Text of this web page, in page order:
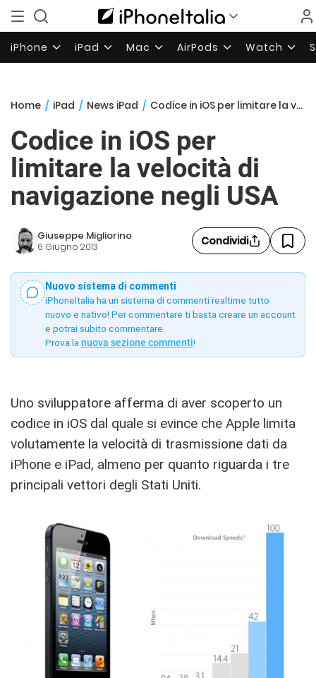
iPhone iPad Mac AirPods Watch
Home / iPad / News iPad / Codice in iOS per limitare la velocità di navigazione negli USA
Codice in iOS per
limitare la velocità di
navigazione negli USA
Giuseppe Migliorino
6 Giugno 2013 Condividi
Nuovo sistema di commenti
iPhoneItalia ha un sistema di commenti realtime tutto
nuovo e nativo! Per commentare ti basta creare un account
e potrai subito commentare.
Prova la nuova sezione commenti!
Uno sviluppatore afferma di aver scoperto un
codice in iOS dal quale si evince che Apple limita
volutamente la velocità di trasmissione dati da
iPhone e iPad, almeno per quanto riguarda i tre
principali vettori degli Stati Uniti.